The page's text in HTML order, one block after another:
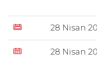
28 Nisan
28 Nisan